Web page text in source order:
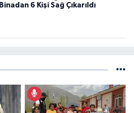
Binadan 6 Kişi Sağ Çıkarıldı